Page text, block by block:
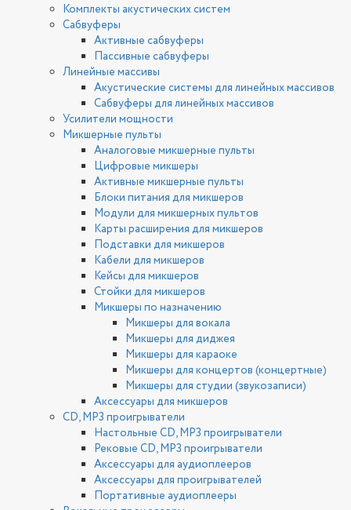
Комплекты акустических систем
Сабвуферы
Активные сабвуферы
Пассивные сабвуферы
Линейные массивы
Акустические системы для линейных массивов
Сабвуферы для линейных массивов
Усилители мощности
Микшерные пульты
Аналоговые микшерные пульты
Цифровые микшеры
Активные микшерные пульты
Блоки питания для микшеров
Модули для микшерных пультов
Карты расширения для микшеров
Подставки для микшеров
Кабели для микшеров
Кейсы для микшеров
Стойки для микшеров
Микшеры по назначению
Микшеры для вокала
Микшеры для диджея
Микшеры для караоке
Микшеры для концертов (концертные)
Микшеры для студии (звукозаписи)
Аксессуары для микшеров
CD, MP3 проигрыватели
Настольные CD, MP3 проигрыватели
Рековые CD, MP3 проигрыватели
Аксессуары для аудиоплееров
Аксессуары для проигрывателей
Портативные аудиоплееры